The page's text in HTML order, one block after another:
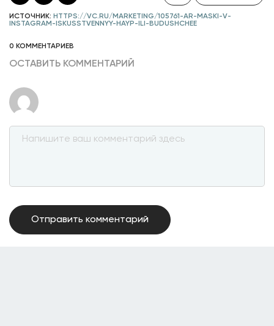
ИСТОЧНИК: HTTPS://VC.RU/MARKETING/105761-AR-MASKI-V-
INSTAGRAM-ISKUSSTVENNYY-HAYP-ILI-BUDUSHCHEE
0 КОММЕНТАРИЕВ
ОСТАВИТЬ КОММЕНТАРИЙ